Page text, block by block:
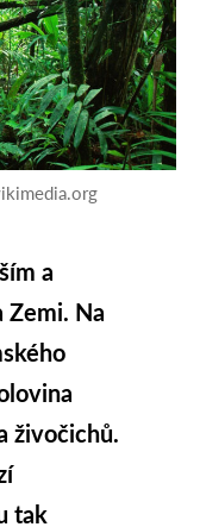
a
Zemi. Na
živočichů.
tak